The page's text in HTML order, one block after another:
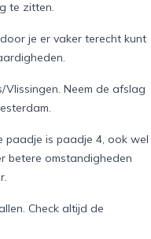
te zitten.
je er vaker terecht kunt
Neem de afslag
paadje is paadje 4, ook wel
betere omstandigheden
Check altijd de